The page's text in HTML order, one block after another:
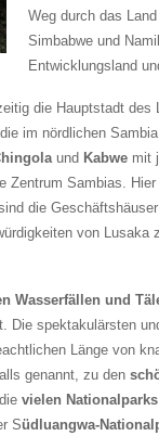
Weg durch das
Simbabwe und
Entwicklungsland
die Hauptstadt des
im nördlichen
und Kabwe mit
Sambias.
die
von Lusaka
Wasserfällen und
Die spektakulärsten
Länge von
genannt, zu den
vielen
Südluangwa-